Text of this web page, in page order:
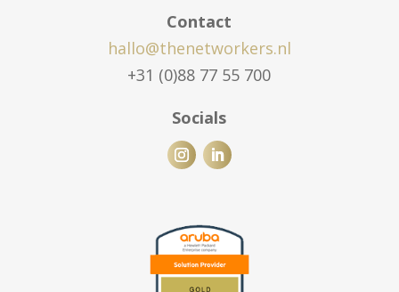
Contact
hallo@thenetworkers.nl
+31 (0)88 77 55 700
Socials